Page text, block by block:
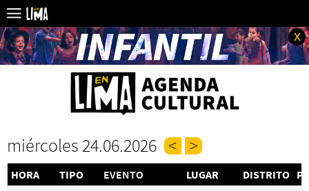
x
miércoles 24.06.2026
HORA TIPO EVENTO LUGAR DISTRITO